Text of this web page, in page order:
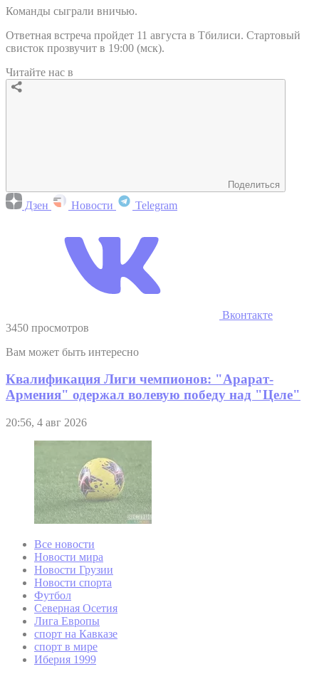
Команды сыграли вничью.
Ответная встреча пройдет 11 августа в Тбилиси. Стартовый
свисток прозвучит в 19:00 (мск).
Читайте нас в
Поделиться
Дзен Новости Telegram
Вконтакте
3450 просмотров
Вам может быть интересно
Квалификация Лиги чемпионов: "Арарат-
Армения" одержал волевую победу над "Целе"
20:56, 4 авг 2026
Все новости
Новости мира
Новости Грузии
Новости спорта
Футбол
Северная Осетия
Лига Европы
спорт на Кавказе
спорт в мире
Иберия 1999